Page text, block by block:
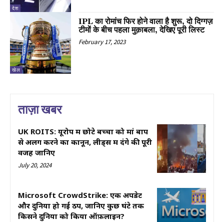
देश
खेल
IPL का रोमांच फिर होने वाला है शुरू, दो दिग्गज़
टीमों के बीच पहला मुक़ाबला, देखिए पूरी लिस्ट
February 17, 2023
ताज़ा खबर
UK ROITS: यूरोप में छोटे बच्चों को मां बाप
से अलग करने का कानून, लीड्स में दंगे की पूरी
वजह जानिए
July 20, 2024
Microsoft CrowdStrike: एक अपडेट
और दुनिया हो गई ठप, जानिए कुछ घंटे तक
किसने दुनिया को किया ऑफ़लाइन?